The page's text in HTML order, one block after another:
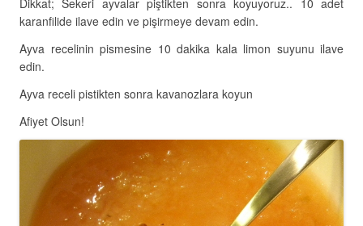
Dikkat; Sekeri ayvalar piştikten sonra koyuyoruz.. 10 adet
karanfilide ilave edin ve pişirmeye devam edin.
Ayva recelinin pismesine 10 dakika kala limon suyunu ilave
edin.
Ayva receli pistikten sonra kavanozlara koyun
Afiyet Olsun!